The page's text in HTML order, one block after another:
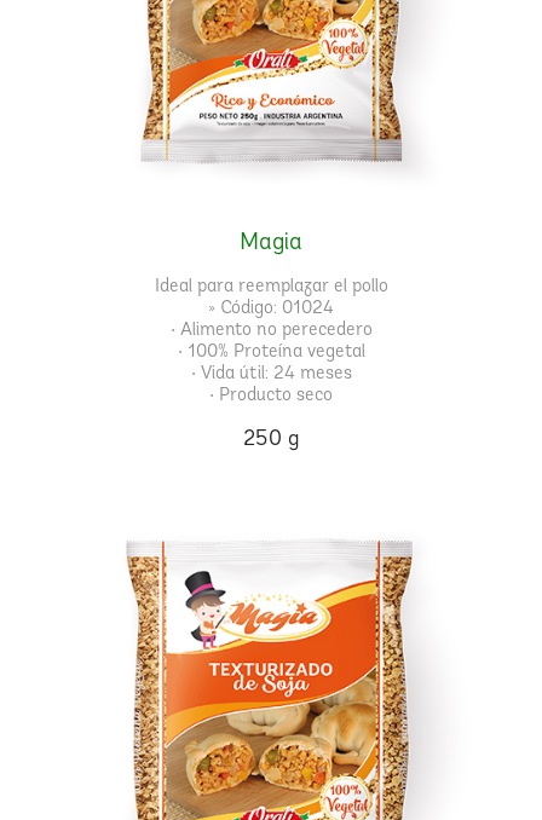
Magia
Ideal para reemplazar el pollo
» Código: 01024
• Alimento no perecedero
• 100% Proteína vegetal
• Vida útil: 24 meses
• Producto seco
250 g